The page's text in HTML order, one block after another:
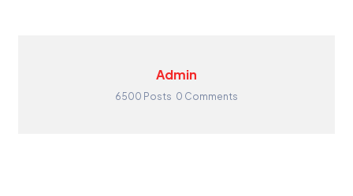
Admin
6500 Posts 0 Comments